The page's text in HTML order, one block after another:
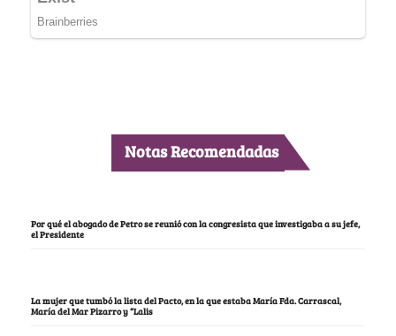
Notas Recomendadas
Por qué el abogado de Petro se reunió con la congresista que investigaba a su jefe,
el Presidente
La mujer que tumbó la lista del Pacto, en la que estaba María Fda. Carrascal,
María del Mar Pizarro y “Lalis